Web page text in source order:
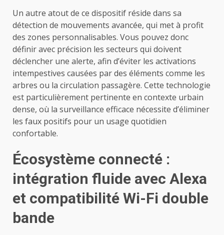
Un autre atout de ce dispositif réside dans sa
détection de mouvements avancée, qui met à profit
des zones personnalisables. Vous pouvez donc
définir avec précision les secteurs qui doivent
déclencher une alerte, afin d’éviter les activations
intempestives causées par des éléments comme les
arbres ou la circulation passagère. Cette technologie
est particulièrement pertinente en contexte urbain
dense, où la surveillance efficace nécessite d’éliminer
les faux positifs pour un usage quotidien
confortable.
Écosystème connecté :
intégration fluide avec Alexa
et compatibilité Wi-Fi double
bande